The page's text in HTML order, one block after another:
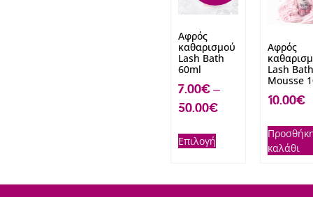
Αφρός
καθαρισμού
Lash Bath
60ml
7.00€–
50.00€
Επιλογή
Αφρός
Lash Bath
Mousse
10.00€
καλάθι